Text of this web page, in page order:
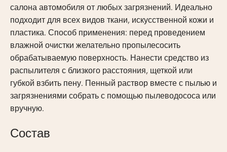
салона автомобиля от любых загрязнений. Идеально
подходит для всех видов ткани, искусственной кожи и
пластика. Способ применения: перед проведением
влажной очистки желательно пропылесосить
обрабатываемую поверхность. Нанести средство из
распылителя с близкого расстояния, щеткой или
губкой взбить пену. Пенный раствор вместе с пылью и
загрязнениями собрать с помощью пылеводососа или
вручную.
Состав